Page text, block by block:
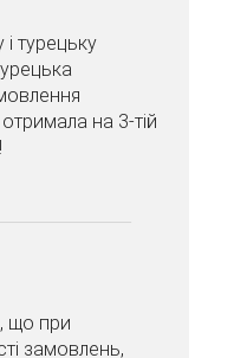
турецьку
на 3-тій
що при
замовлень,